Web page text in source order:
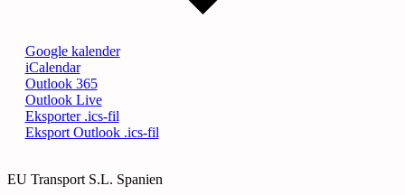
Google kalender
iCalendar
Outlook 365
Outlook Live
Eksporter .ics-fil
Eksport Outlook .ics-fil
EU Transport S.L. Spanien